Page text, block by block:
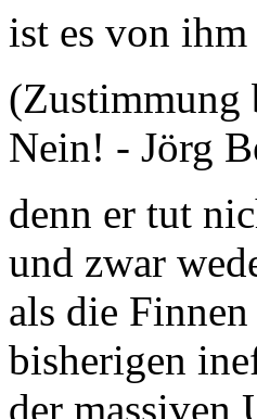
ist es von ihm
(Zustimmung
Nein! - Jörg
denn er tut
und zwar
als die
bisherigen
der massiven